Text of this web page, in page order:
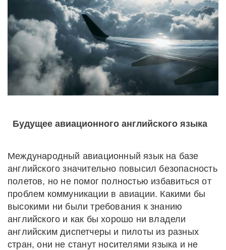
Будущее авиационного английского языка
Международный авиационный язык на базе
английского значительно повысил безопасность
полетов, но не помог полностью избавиться от
проблем коммуникации в авиации. Какими бы
высокими ни были требования к знанию
английского и как бы хорошо ни владели
английским диспетчеры и пилоты из разных
стран, они не станут носителями языка и не